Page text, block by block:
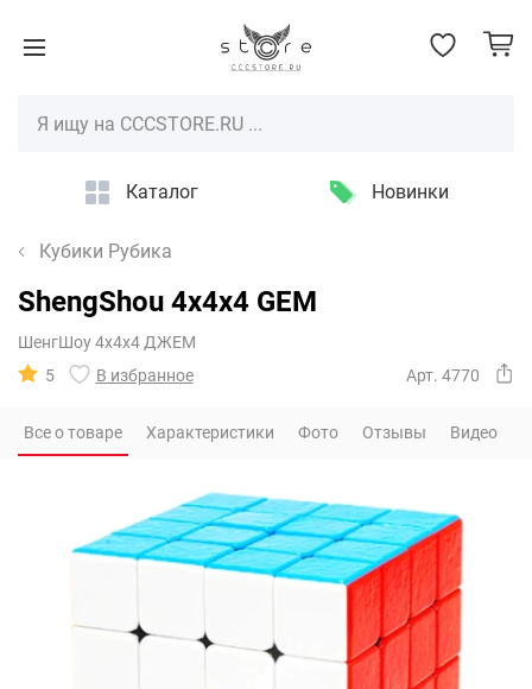
Каталог Новинки
Кубики Рубика
ShengShou 4x4x4 GEM
ШенгШоу 4x4x4 ДЖЕМ
5
В избранное Арт. 4770
Все о товаре Характеристики Фото Отзывы Видео